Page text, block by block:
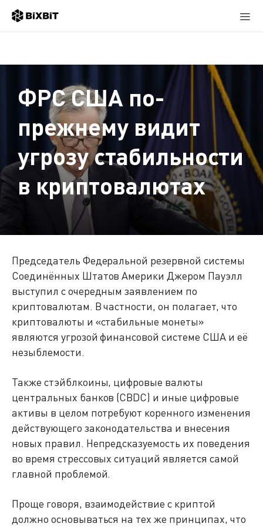
ФРС США по-
прежнему видит
угрозу стабильности
в криптовалютах
Председатель Федеральной резервной системы
Соединённых Штатов Америки Джером Пауэлл
выступил с очередным заявлением по
криптовалютам. В частности, он полагает, что
криптовалюты и «стабильные монеты»
являются угрозой финансовой системе США и её
незыблемости.
Также стэйблкоины, цифровые валюты
центральных банков (CBDC) и иные цифровые
активы в целом потребуют коренного изменения
действующего законодательства и внесения
новых правил. Непредсказуемость их поведения
во время стрессовых ситуаций является самой
главной проблемой.
Проще говоря, взаимодействие с криптой
должно основываться на тех же принципах, что